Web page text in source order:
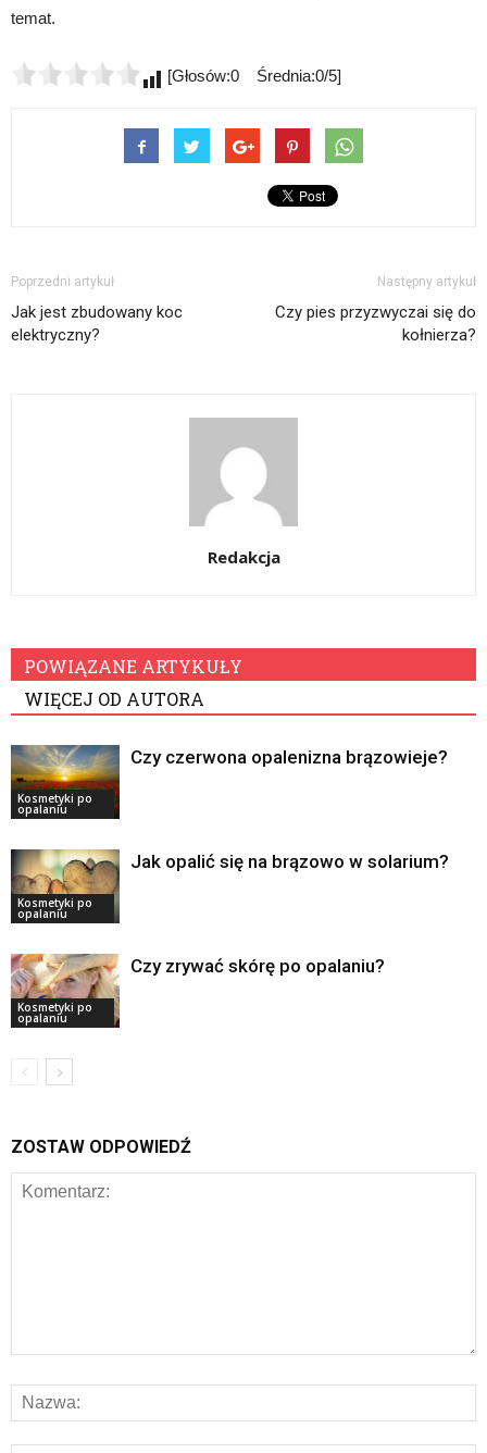
temat.
[Głosów:0 Średnia:0/5]
Poprzedni artykuł
Jak jest zbudowany koc
elektryczny?
Następny artykuł
Czy pies przyzwyczai się do
kołnierza?
Redakcja
POWIĄZANE ARTYKUŁY
WIĘCEJ OD AUTORA
Kosmetyki po
opalaniu
Czy czerwona opalenizna brązowieje?
Kosmetyki po
opalaniu
Jak opalić się na brązowo w solarium?
Kosmetyki po
opalaniu
Czy zrywać skórę po opalaniu?
ZOSTAW ODPOWIEDŹ